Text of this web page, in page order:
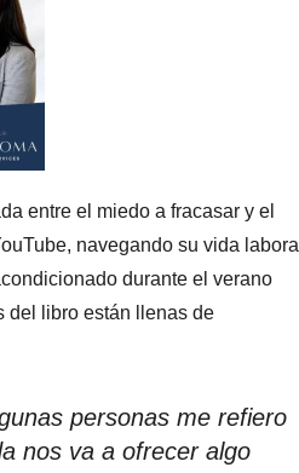
entre el miedo a fracasar y el
navegando su vida laboral
durante el verano
del libro están llenas de
personas me refiero
nos va a ofrecer algo